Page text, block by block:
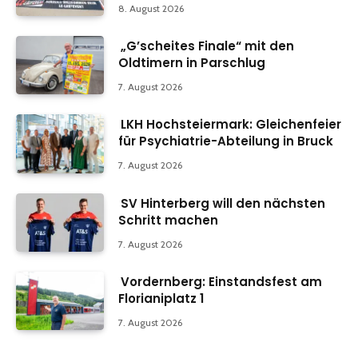
8. August 2026
„G’scheites Finale“ mit den
Oldtimern in Parschlug
7. August 2026
LKH Hochsteiermark: Gleichenfeier
für Psychiatrie-Abteilung in Bruck
7. August 2026
SV Hinterberg will den nächsten
Schritt machen
7. August 2026
Vordernberg: Einstandsfest am
Florianiplatz 1
7. August 2026